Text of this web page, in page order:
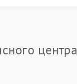
центра